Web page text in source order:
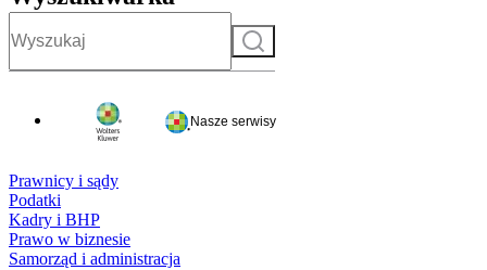
Szukaj
Nasze serwisy
Prawnicy i sądy
Podatki
Kadry i BHP
Prawo w biznesie
Samorząd i administracja